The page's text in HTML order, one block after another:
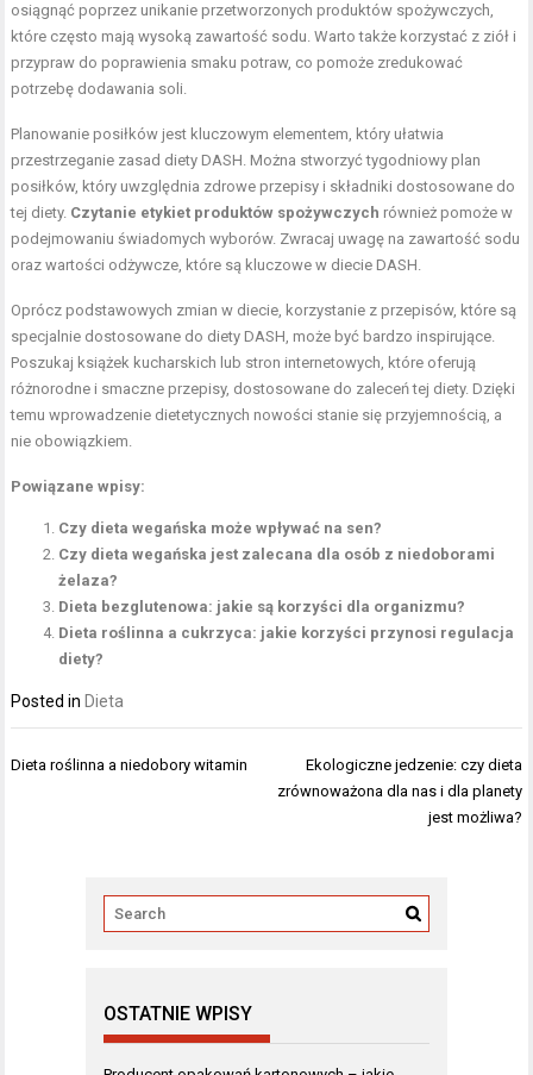
osiągnąć poprzez unikanie przetworzonych produktów spożywczych,
które często mają wysoką zawartość sodu. Warto także korzystać z ziół i
przypraw do poprawienia smaku potraw, co pomoże zredukować
potrzebę dodawania soli.
Planowanie posiłków jest kluczowym elementem, który ułatwia
przestrzeganie zasad diety DASH. Można stworzyć tygodniowy plan
posiłków, który uwzględnia zdrowe przepisy i składniki dostosowane do
tej diety. Czytanie etykiet produktów spożywczych również pomoże w
podejmowaniu świadomych wyborów. Zwracaj uwagę na zawartość sodu
oraz wartości odżywcze, które są kluczowe w diecie DASH.
Oprócz podstawowych zmian w diecie, korzystanie z przepisów, które są
specjalnie dostosowane do diety DASH, może być bardzo inspirujące.
Poszukaj książek kucharskich lub stron internetowych, które oferują
różnorodne i smaczne przepisy, dostosowane do zaleceń tej diety. Dzięki
temu wprowadzenie dietetycznych nowości stanie się przyjemnością, a
nie obowiązkiem.
Powiązane wpisy:
Czy dieta wegańska może wpływać na sen?
Czy dieta wegańska jest zalecana dla osób z niedoborami
żelaza?
Dieta bezglutenowa: jakie są korzyści dla organizmu?
Dieta roślinna a cukrzyca: jakie korzyści przynosi regulacja
diety?
Posted in Dieta
Nawigacja
Dieta roślinna a niedobory witamin
Ekologiczne jedzenie: czy dieta
zrównoważona dla nas i dla planety
jest możliwa?
OSTATNIE WPISY